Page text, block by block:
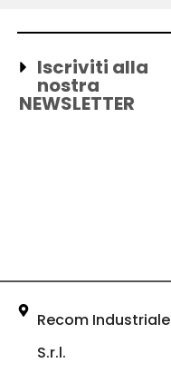
Iscriviti alla
nostra
NEWSLETTER
Recom Industriale
S.r.l.